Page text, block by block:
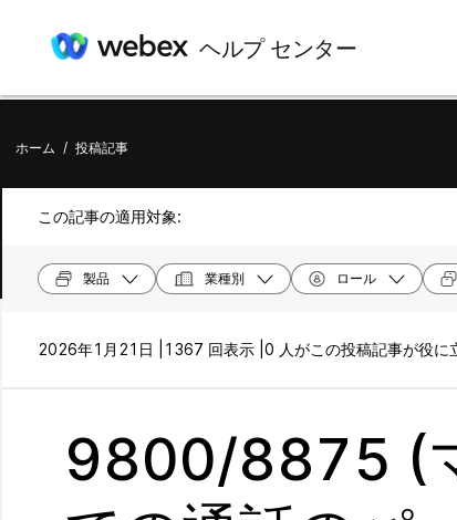
ヘルプ センター
ホーム / 投稿記事
この記事の適用対象:
製品 業種別 ロール
2026年1月21日 | 1367 回表示 | 0 人がこの投稿記事が役に
9800/8875 (